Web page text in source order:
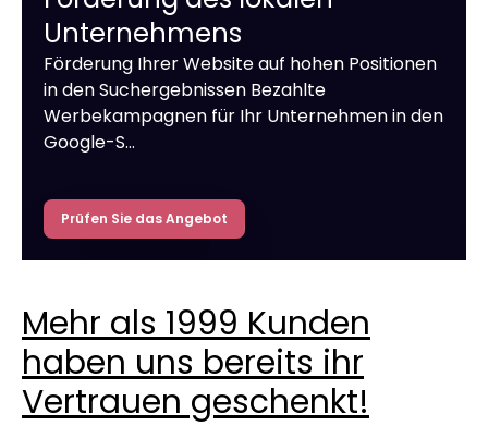
Unternehmens
Förderung Ihrer Website auf hohen Positionen
in den Suchergebnissen Bezahlte
Werbekampagnen für Ihr Unternehmen in den
Google-S…
Prüfen Sie das Angebot
Mehr als 1999 Kunden
haben uns bereits ihr
Vertrauen geschenkt!